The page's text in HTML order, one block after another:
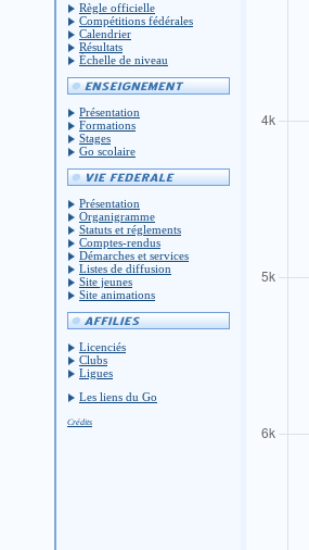
Règle officielle
Compétitions fédérales
Calendrier
Résultats
Échelle de niveau
Présentation
Formations
Stages
Go scolaire
Présentation
Organigramme
Statuts et réglements
Comptes-rendus
Démarches et services
Listes de diffusion
Site jeunes
Site animations
Licenciés
Clubs
Ligues
Les liens du Go
Crédits